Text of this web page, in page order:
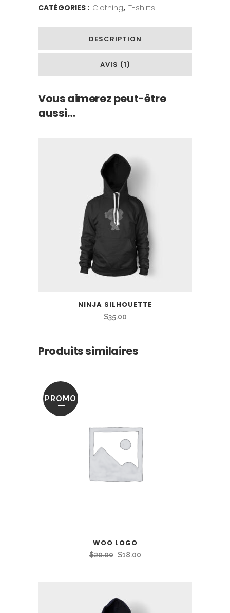
CATÉGORIES : Clothing, T-shirts
DESCRIPTION
AVIS (1)
Vous aimerez peut-être
aussi…
NINJA SILHOUETTE
$35.00
Produits similaires
PROMO
WOO LOGO
$20.00 Le
$20.00.
$18.00Le